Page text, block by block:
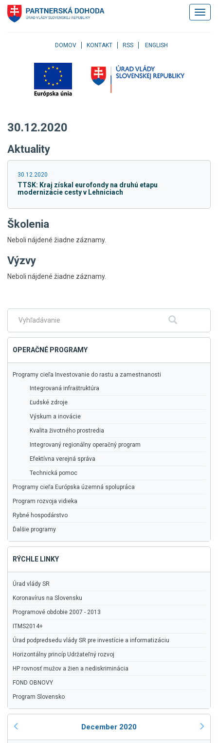
Klávesové
skratky
Skočiť
menu
na
Skočiť
stránky
DOMOV KONTAKT RSS ENGLISH
30.12.2020
Aktuality
30.12.2020
TTSK: Kraj získal eurofondy na druhú etapu
modernizácie cesty v Lehniciach
Školenia
Neboli nájdené žiadne záznamy.
Výzvy
Neboli nájdené žiadne záznamy.
menu
Fulltextové
Hľadať
OPERAČNÉ PROGRAMY
Programy cieľa Investovanie do rastu a zamestnanosti
Integrovaná infraštruktúra
Ľudské zdroje
Výskum a inovácie
Kvalita životného prostredia
Integrovaný regionálny operačný program
Efektívna verejná správa
Technická pomoc
Programy cieľa Európska územná spolupráca
Program rozvoja vidieka
Rybné hospodárstvo
Ďalšie programy
RÝCHLE LINKY
Úrad vlády SR
Koronavírus na Slovensku
Programové obdobie 2007 - 2013
ITMS2014+
Úrad podpredsedu vlády SR pre investície a informatizáciu
Horizontálny princíp Udržateľný rozvoj
HP rovnosť mužov a žien a nediskriminácia
FOND OBNOVY
Program Slovensko
December 2020